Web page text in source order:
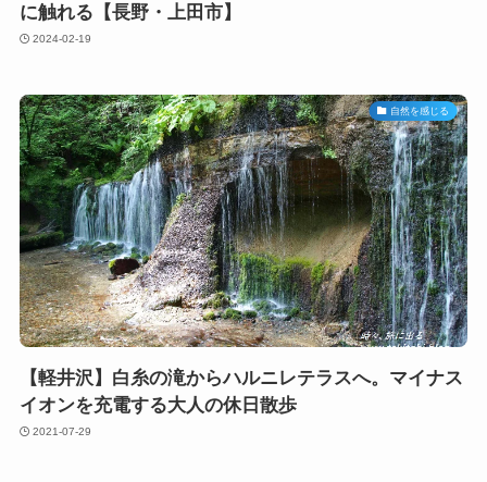
に触れる【長野・上田市】
2024-02-19
自然を感じる
【軽井沢】白糸の滝からハルニレテラスへ。マイナス
イオンを充電する大人の休日散歩
2021-07-29